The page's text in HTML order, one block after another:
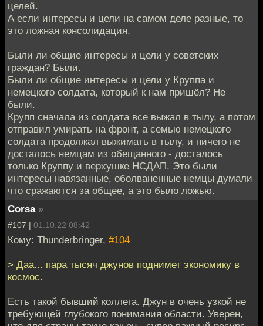
целей.
А если интересы и цели на самом деле разные, то
это ложная консолидация.
Были ли общие интересы и цели у советских
граждан? Были.
Были ли общие интересы и цели у Круппа и
немецкого солдата, который к нам пришёл? Не
были.
Крупп сначала из солдата все выжал в тылу, а потом
отправил умирать на фронт, а семью немецкого
солдата продолжал выжимать в тылу, и ничего не
досталось немцам из обещанного - досталось
только Круппу и верхушке НСДАП. Это были
интересы навязанные, оболваненные немцы думали
что сражаются за общее, а это было ложью.
Corsa »
#107 | 01.10.22 08:42
Кому: Thunderbringer, #104
> Даа... пара тысяч джунов поднимет экономику в
космос.
Есть такой бывший коллега. Джун в очень узкой не
требующей глубокого понимания области. Уверен,